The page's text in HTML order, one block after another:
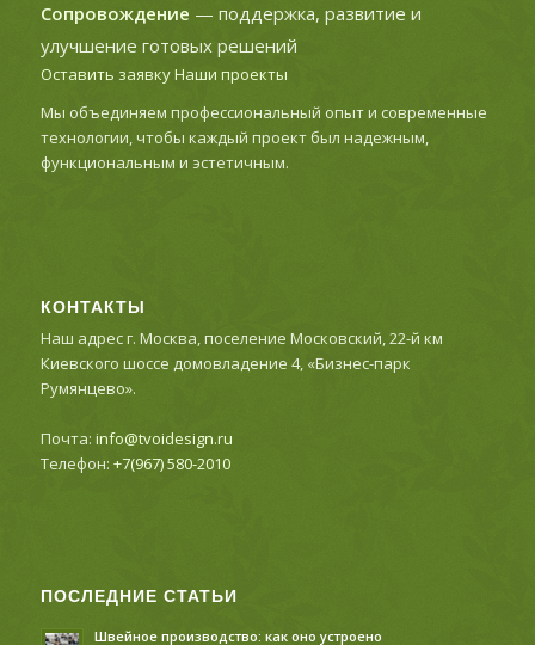
Сопровождение — поддержка, развитие и
улучшение готовых решений
Оставить заявкуНаши проекты
Мы объединяем профессиональный опыт и современные
технологии, чтобы каждый проект был надежным,
функциональным и эстетичным.
КОНТАКТЫ
Наш адрес г. Москва, поселение Московский, 22-й км
Киевского шоссе домовладение 4, «Бизнес-парк
Румянцево».
Почта: info@tvoidesign.ru
Телефон: +7(967) 580-2010
ПОСЛЕДНИЕ СТАТЬИ
Швейное производство: как оно устроено